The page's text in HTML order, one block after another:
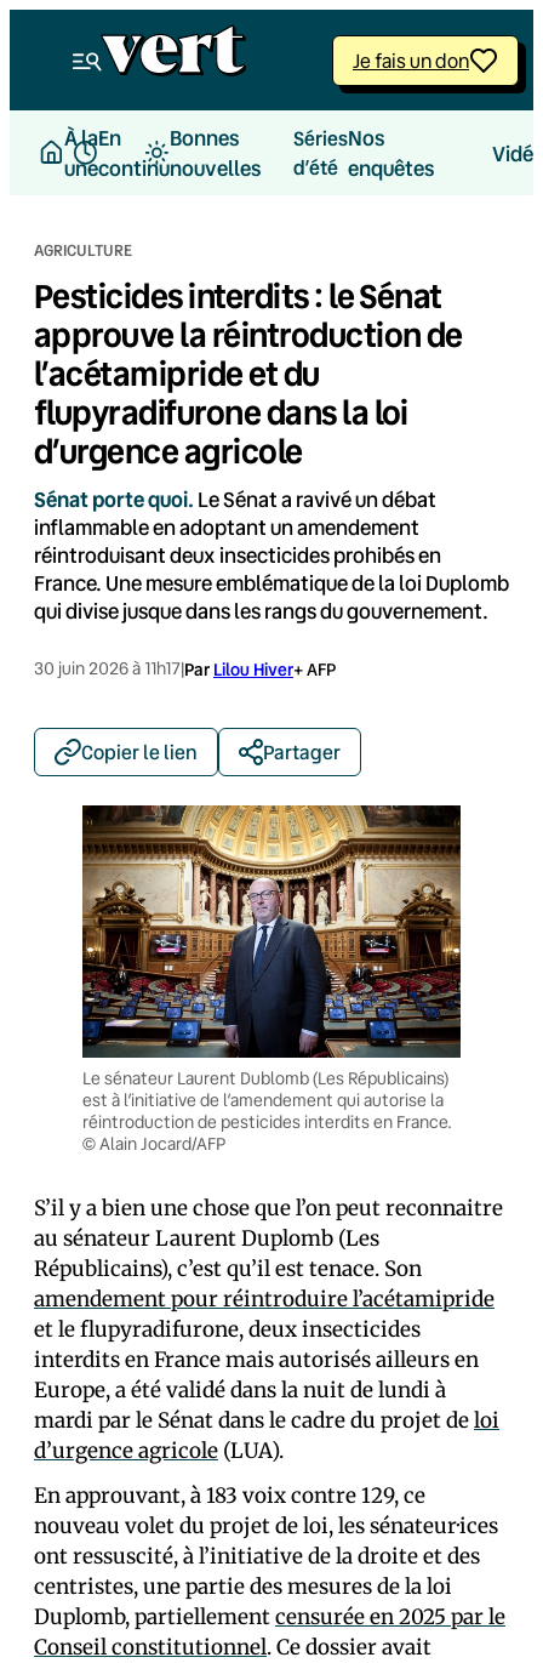
Je fais un don
À la
une
En
continu
Bonnes
nouvelles
Séries
d’été
Nos
enquêtes
AGRICULTURE
Pesticides interdits : le Sénat
approuve la réintroduction de
l’acétamipride et du
flupyradifurone dans la loi
d’urgence agricole
Sénat porte quoi. Le Sénat a ravivé un débat
inflammable en adoptant un amendement
réintroduisant deux insecticides prohibés en
France. Une mesure emblématique de la loi Duplomb
qui divise jusque dans les rangs du gouvernement.
30 juin 2026 à 11h17|Par Lilou Hiver+ AFP
Copier le lien Partager
Le sénateur Laurent Dublomb (Les Républicains)
est à l’initiative de l’amendement qui autorise la
réintroduction de pesticides interdits en France.
© Alain Jocard/AFP
S’il y a bien une chose que l’on peut reconnaitre
au sénateur Laurent Duplomb (Les
Républicains), c’est qu’il est tenace. Son
amendement pour réintroduire l’acétamipride
et le flupyradifurone, deux insecticides
interdits en France mais autorisés ailleurs en
Europe, a été validé dans la nuit de lundi à
mardi par le Sénat dans le cadre du projet deloi
d’urgence agricole (LUA).
En approuvant, à 183 voix contre 129, ce
nouveau volet du projet de loi, les sénateur·ices
ont ressuscité, à l’initiative de la droite et des
centristes, une partie des mesures de la loi
Duplomb, partiellementcensurée en 2025 par le
Conseil constitutionnel. Ce dossier avait